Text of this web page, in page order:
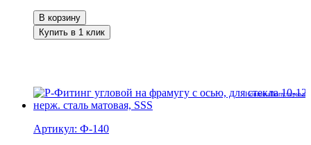
В корзину
Купить в 1 клик
НовинкаПопулярные
Артикул: Ф-140